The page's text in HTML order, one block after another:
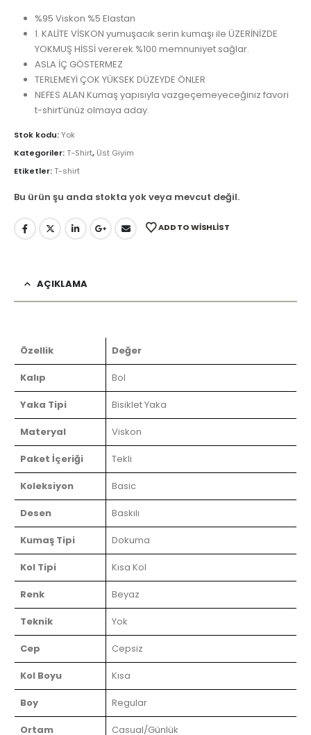
%95 Viskon %5 Elastan
1. KALİTE VİSKON yumuşacık serin kumaşı ile ÜZERİNİZDE
YOKMUŞ HİSSİ vererek %100 memnuniyet sağlar.
ASLA İÇ GÖSTERMEZ
TERLEMEYİ ÇOK YÜKSEK DÜZEYDE ÖNLER
NEFES ALAN Kumaş yapısıyla vazgeçemeyeceğiniz favori
t-shirt’ünüz olmaya aday.
Stok kodu:Yok
Kategoriler:T-Shirt, Üst Giyim
Etiketler:T-shirt
Bu ürün şu anda stokta yok veya mevcut değil.
ADD TO WISHLIST
AÇIKLAMA
Özellik Değer
Kalıp Bol
Yaka Tipi Bisiklet Yaka
Materyal Viskon
Paket İçeriği Tekli
Koleksiyon Basic
Desen Baskılı
Kumaş Tipi Dokuma
Kol Tipi Kısa Kol
Renk Beyaz
Teknik Yok
Cep Cepsiz
Kol Boyu Kısa
Boy Regular
Ortam Casual/Günlük